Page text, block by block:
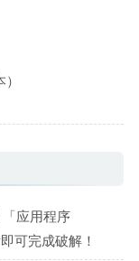
应用程序
可完成破解！